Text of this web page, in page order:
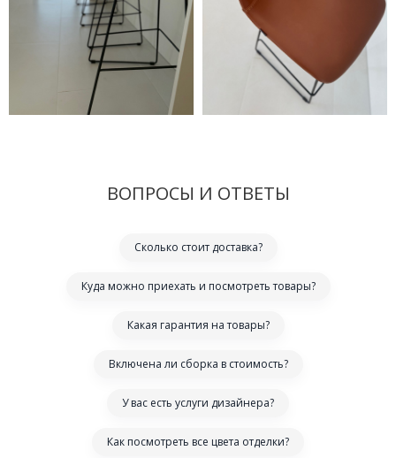
ВОПРОСЫ И ОТВЕТЫ
Сколько стоит доставка?
Куда можно приехать и посмотреть товары?
Какая гарантия на товары?
Включена ли сборка в стоимость?
У вас есть услуги дизайнера?
Как посмотреть все цвета отделки?